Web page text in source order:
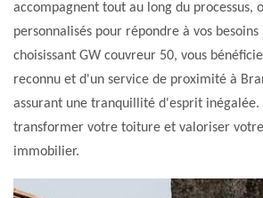
accompagnent tout au long du processus,
personnalisés pour répondre à vos besoins
choisissant GW couvreur 50, vous
reconnu et d'un service de proximité à
assurant une tranquillité d'esprit inégalée.
transformer votre toiture et valoriser
immobilier.